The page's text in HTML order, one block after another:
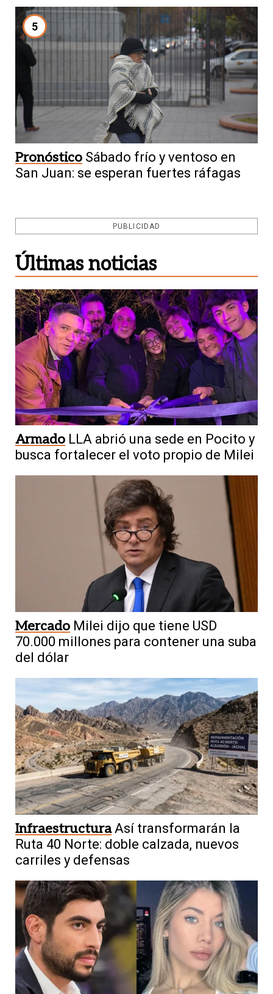
5
Pronóstico Sábado frío y ventoso en
San Juan: se esperan fuertes ráfagas
PUBLICIDAD
Últimas noticias
Armado LLA abrió una sede en Pocito y
busca fortalecer el voto propio de Milei
Mercado Milei dijo que tiene USD
70.000 millones para contener una suba
del dólar
Infraestructura Así transformarán la
Ruta 40 Norte: doble calzada, nuevos
carriles y defensas